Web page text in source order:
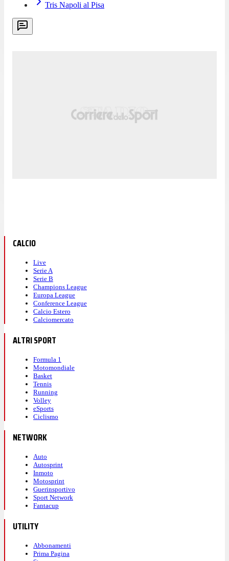
Tris Napoli al Pisa
CALCIO
Live
Serie A
Serie B
Champions League
Europa League
Conference League
Calcio Estero
Calciomercato
ALTRI SPORT
Formula 1
Motomondiale
Basket
Tennis
Running
Volley
eSports
Ciclismo
NETWORK
Auto
Autosprint
Inmoto
Motosprint
Guerinsportivo
Sport Network
Fantacup
UTILITY
Abbonamenti
Prima Pagina